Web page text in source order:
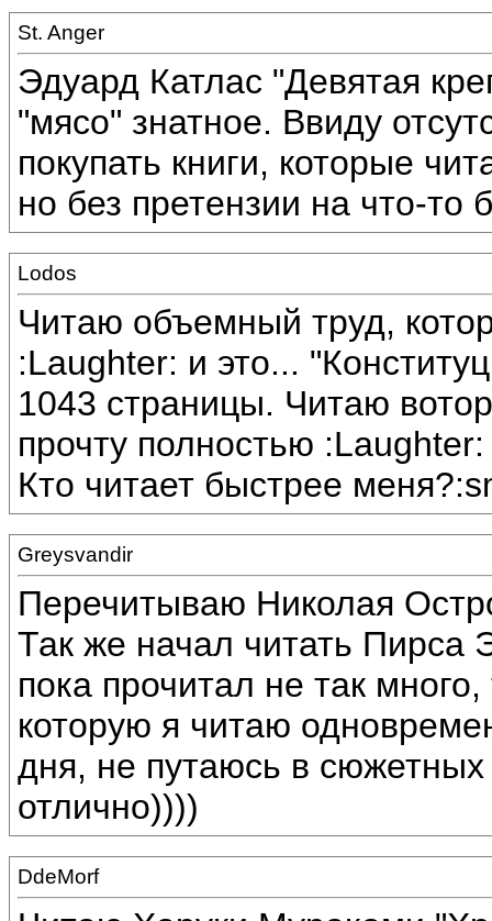
St. Anger
Эдуард Катлас "Девятая
"мясо" знатное. Ввиду
покупать книги, которые
но без претензии на что-то
Lodos
Читаю объемный труд,
:Laughter: и это...
1043 страницы. Читаю
прочту полностью :Laughter:
Кто читает быстрее
Greysvandir
Перечитываю Николая
Так же начал читать Пирса
пока прочитал не так много,
которую я читаю
дня, не путаюсь в
отлично))))
DdeMorf